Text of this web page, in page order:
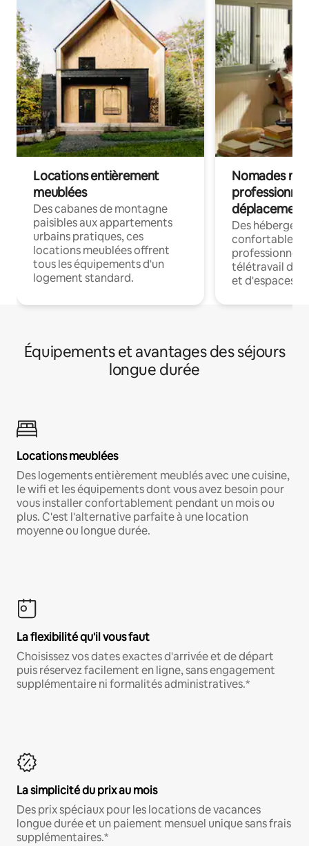
Locations entièrement
meublées
Des cabanes de montagne
paisibles aux appartements
urbains pratiques, ces
locations meublées offrent
tous les équipements d'un
logement standard.
Nomades
déplacement
Des
confortables
professionnels
télétravail
et d'espaces
Équipements et avantages des séjours
longue durée
Locations meublées
Des logements entièrement meublés avec une cuisine,
le wifi et les équipements dont vous avez besoin pour
vous installer confortablement pendant un mois ou
plus. C'est l'alternative parfaite à une location
moyenne ou longue durée.
La flexibilité qu'il vous faut
Choisissez vos dates exactes d'arrivée et de départ
puis réservez facilement en ligne, sans engagement
supplémentaire ni formalités administratives.*
La simplicité du prix au mois
Des prix spéciaux pour les locations de vacances
longue durée et un paiement mensuel unique sans frais
supplémentaires.*